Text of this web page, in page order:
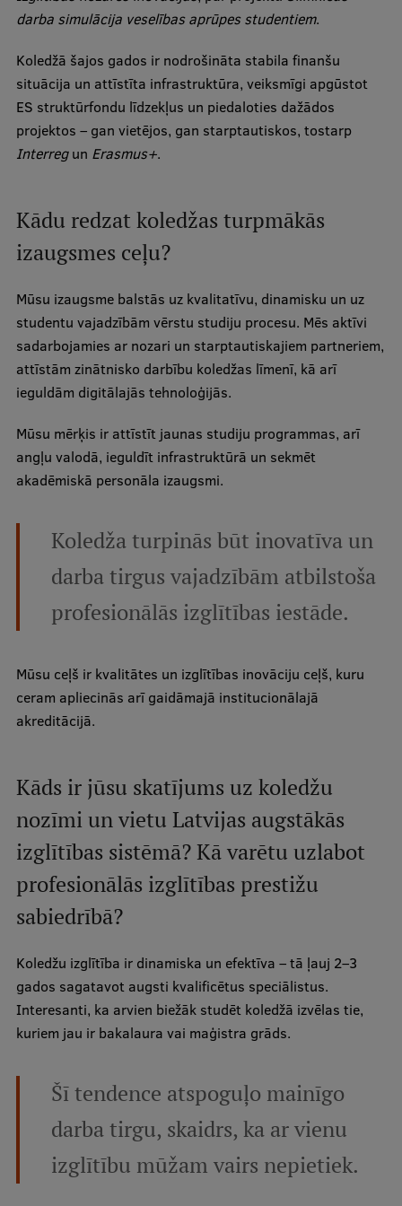
Pētniecības datu pārvaldība
Zinātnes ietekme
Pētniecības platformas
Doktorantūras skola
Pētniecības projekti
Zinātnieku brokastis
Zinātniskās konferences
Inovāciju centrs
Starptautiskā sadarbība
Starptautiskie projekti
Starptautiskie sadarbības partneri
EURAXESS RSU kontaktpunkts
darba simulācija veselības aprūpes studentiem.
Koledžā šajos gados ir nodrošināta stabila finanšu
situācija un attīstīta infrastruktūra, veiksmīgi apgūstot
ES struktūrfondu līdzekļus un piedaloties dažādos
projektos – gan vietējos, gan starptautiskos, tostarp
Interregun Erasmus+.
Kādu redzat koledžas turpmākās
izaugsmes ceļu?
Mūsu izaugsme balstās uz kvalitatīvu, dinamisku un uz
studentu vajadzībām vērstu studiju procesu. Mēs aktīvi
sadarbojamies ar nozari un starptautiskajiem partneriem,
attīstām zinātnisko darbību koledžas līmenī, kā arī
ieguldām digitālajās tehnoloģijās.
Mūsu mērķis ir attīstīt jaunas studiju programmas, arī
angļu valodā, ieguldīt infrastruktūrā un sekmēt
akadēmiskā personāla izaugsmi.
Koledža turpinās būt inovatīva un
darba tirgus vajadzībām atbilstoša
profesionālās izglītības iestāde.
Mūsu ceļš ir kvalitātes un izglītības inovāciju ceļš, kuru
ceram apliecinās arī gaidāmajā institucionālajā
akreditācijā.
Kāds ir jūsu skatījums uz koledžu
nozīmi un vietu Latvijas augstākās
izglītības sistēmā? Kā varētu uzlabot
profesionālās izglītības prestižu
sabiedrībā?
Koledžu izglītība ir dinamiska un efektīva – tā ļauj 2–3
gados sagatavot augsti kvalificētus speciālistus.
Interesanti, ka arvien biežāk studēt koledžā izvēlas tie,
kuriem jau ir bakalaura vai maģistra grāds.
Šī tendence atspoguļo mainīgo
darba tirgu, skaidrs, ka ar vienu
izglītību mūžam vairs nepietiek.